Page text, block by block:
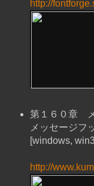
http://
第１６０章
メッセージフ
[windows,
http://